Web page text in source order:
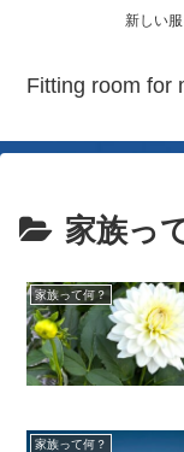
新しい
Fitting room for
家族っ
家族って何？
家族って何？